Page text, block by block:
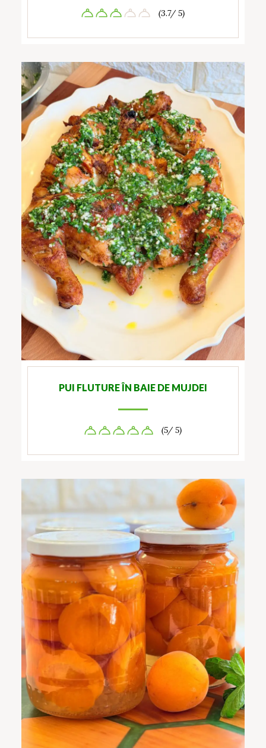
(3.7/ 5)
PUI FLUTURE ÎN BAIE DE MUJDEI
(5/ 5)